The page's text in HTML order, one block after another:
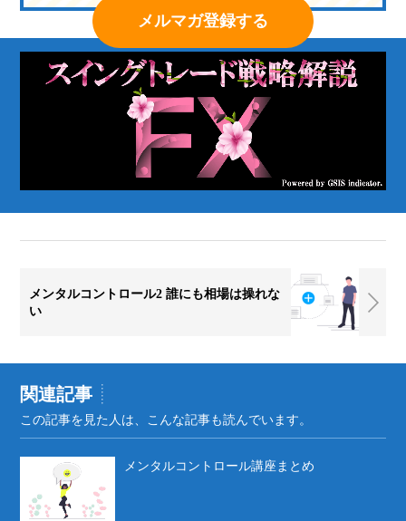
メルマガ登録する
メンタルコントロール2 誰にも相場は操れな
い
関連記事
この記事を見た人は、こんな記事も読んでいます。
メンタルコントロール講座まとめ